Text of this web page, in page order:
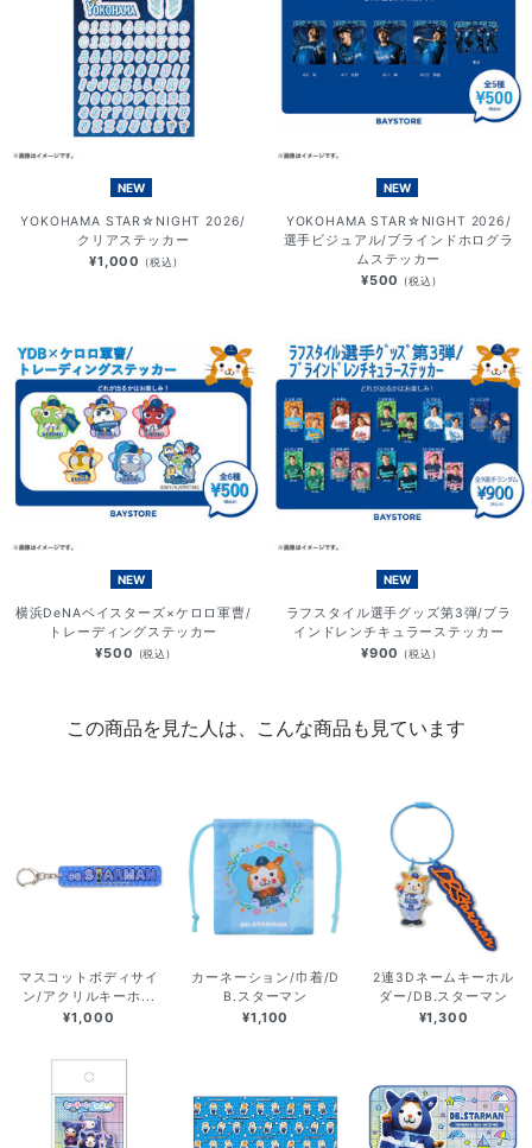
NEW
YOKOHAMA STAR☆NIGHT 2026/
クリアステッカー
¥1,000 (税込)
NEW
YOKOHAMA STAR☆NIGHT 2026/
選手ビジュアル/ブラインドホログラ
ムステッカー
¥500 (税込)
NEW
横浜DeNAベイスターズ×ケロロ軍曹/
トレーディングステッカー
¥500 (税込)
NEW
ラフスタイル選手グッズ第3弾/ブラ
インドレンチキュラーステッカー
¥900 (税込)
この商品を見た人は、こんな商品も見ています
マスコットボディサイ
ン/アクリルキーホ...
¥1,000
カーネーション/巾着/D
B.スターマン
¥1,100
2連3Dネームキーホル
ダー/DB.スターマン
¥1,300